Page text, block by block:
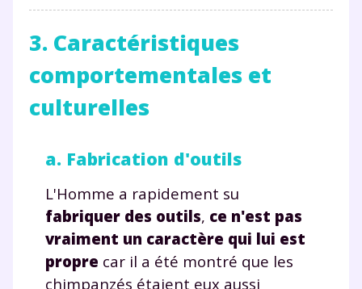
3. Caractéristiques
comportementales et
culturelles
a. Fabrication d'outils
L'Homme a rapidement su
fabriquer des outils, ce n'est pas
vraiment un caractère qui lui est
propre car il a été montré que les
chimpanzés étaient eux aussi